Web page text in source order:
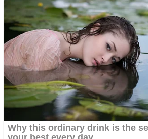
Instagram
Pedoman Media Cyber
Rate Card
Redaksi
Sitemap